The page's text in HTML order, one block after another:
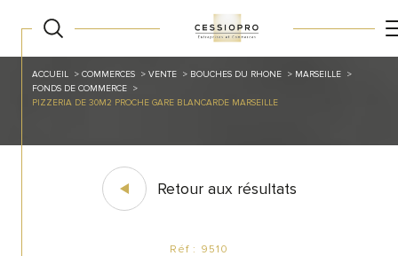
ACCUEIL COMMERCES VENTE BOUCHES DU RHONE
MARSEILLE
FONDS DE COMMERCE
PIZZERIA DE 30M2 PROCHE GARE BLANCARDE MARSEILLE
Retour aux résultats
Réf : 9510